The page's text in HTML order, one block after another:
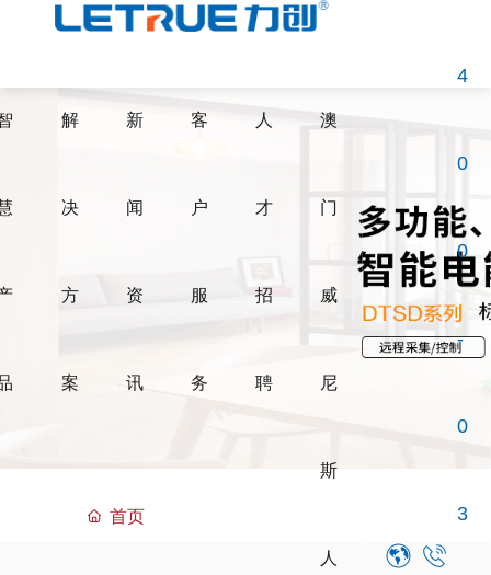
威尼斯人博彩
解
决
方
案
新
闻
资
讯
客
户
服
务
人
才
招
聘
澳
门
威
尼
斯
人
4
0
0
-
0
3
首页